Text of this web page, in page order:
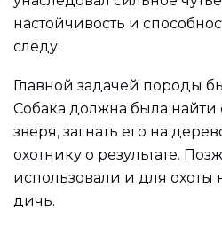
настойчивость и
следу.
Главной задачей породы
Собака должна была найти
зверя, загнать его на
охотнику о результате.
использовали и для охоты
дичь.